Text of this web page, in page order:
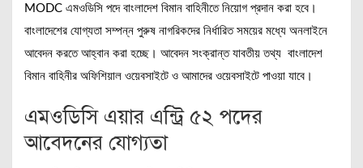
MODC এমওডিসি পদে বাংলাদেশ বিমান বাহিনীতে নিয়োগ প্রদান করা হবে।
বাংলাদেশের যোগ্যতা সম্পন্ন পুরুষ নাগরিকদের নির্ধারিত সময়ের মধ্যে অনলাইনে
আবেদন করতে আহ্বান করা হচ্ছে। আবেদন সংক্রান্ত যাবতীয় তথ্য বাংলাদেশ
বিমান বাহিনীর অফিশিয়াল ওয়েবসাইটে ও আমাদের ওয়েবসাইটে পাওয়া যাবে।
এমওডিসি এয়ার এন্ট্রি ৫২ পদের
আবেদনের যোগ্যতা